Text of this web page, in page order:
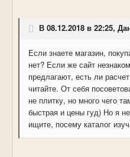
В 08.12.2018 в 22:25,
Если знаете магазин,
нет? Если же сайт
предлагают, есть ли
читайте. От себя
не плитку, но много чего
быстрая и цены гуд) Но я
ищите, посему каталог